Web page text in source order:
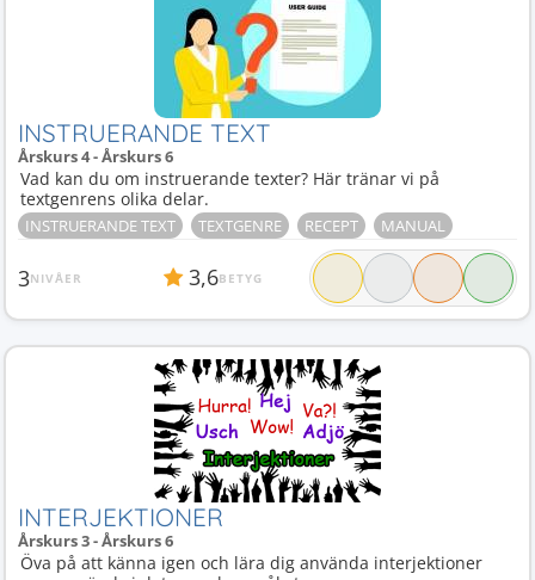
INSTRUERANDE TEXT
Årskurs 4 - Årskurs 6
Vad kan du om instruerande texter? Här tränar vi på
textgenrens olika delar.
INSTRUERANDE TEXT TEXTGENRE RECEPT MANUAL
3NIVÅER 3,6BETYG
INTERJEKTIONER
Årskurs 3 - Årskurs 6
Öva på att känna igen och lära dig använda interjektioner